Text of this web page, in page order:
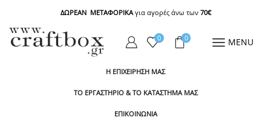
ΔΩΡΕΑΝ ΜΕΤΑΦΟΡΙΚΑγια αγορές άνω των 70€
0 0 MENU
Η ΕΠΙΧΕΙΡΗΣΗ ΜΑΣ
ΤΟ ΕΡΓΑΣΤΗΡΙΟ & ΤΟ ΚΑΤΑΣΤΗΜΑ ΜΑΣ
ΕΠΙΚΟΙΝΩΝΙΑ